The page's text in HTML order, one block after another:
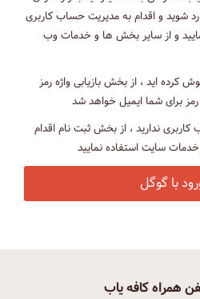
شوید و اقدام به مدیریت حساب کاربری
و از سایر بخش ها و خدمات وب
کرده اید ، از بخش بازیابی واژه رمز
رمز برای شما ایمیل خواهد شد
ندارید ، از بخش ثبت نام اقدام
سایت استفاده نمایید
با گوگل
همراه کافه یاب